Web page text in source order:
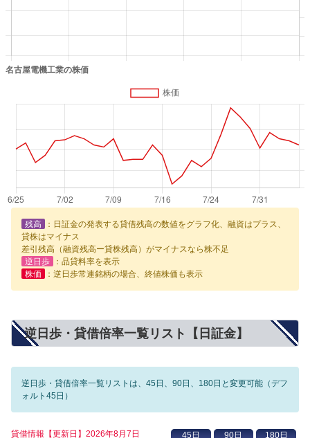
残高
：日証金の発表する貸借残高の数値をグラフ化、融資はプラス、
貸株はマイナス
差引残高（融資残高ー貸株残高）がマイナスなら株不足
逆日歩
：品貸料率を表示
株価
：逆日歩常連銘柄の場合、終値株価も表示
逆日歩・貸借倍率一覧リスト【日証金】
逆日歩・貸借倍率一覧リストは、45日、90日、180日と変更可能（デフ
ォルト45日）
貸借情報【更新日】2026年8月7日